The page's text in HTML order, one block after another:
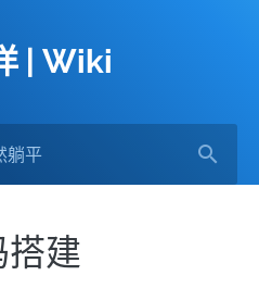
| Wiki
搭建